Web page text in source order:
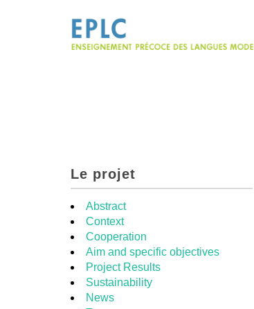
Le projet
Abstract
Context
Cooperation
Aim and specific objectives
Project Results
Sustainability
News